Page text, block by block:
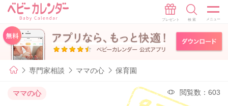
専門家相談 ママの心 保育園
ママの心 閲覧数：603